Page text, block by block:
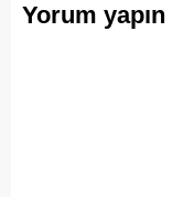
Yorum yapın